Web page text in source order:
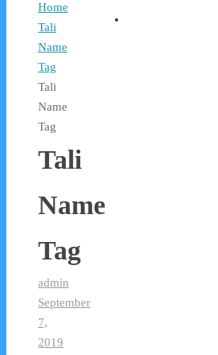
Home
Tali
Name
Tag
Tali
Name
Tag
Tali
Name
Tag
admin
September
7,
2019